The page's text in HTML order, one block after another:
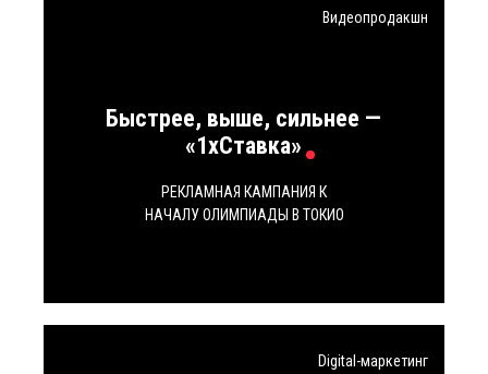
Быстрее, выше, сильнее —
«1хСтавка»
РЕКЛАМНАЯ КАМПАНИЯ К
НАЧАЛУ ОЛИМПИАДЫ В ТОКИО
Видеопродакшн
Digital-маркетинг